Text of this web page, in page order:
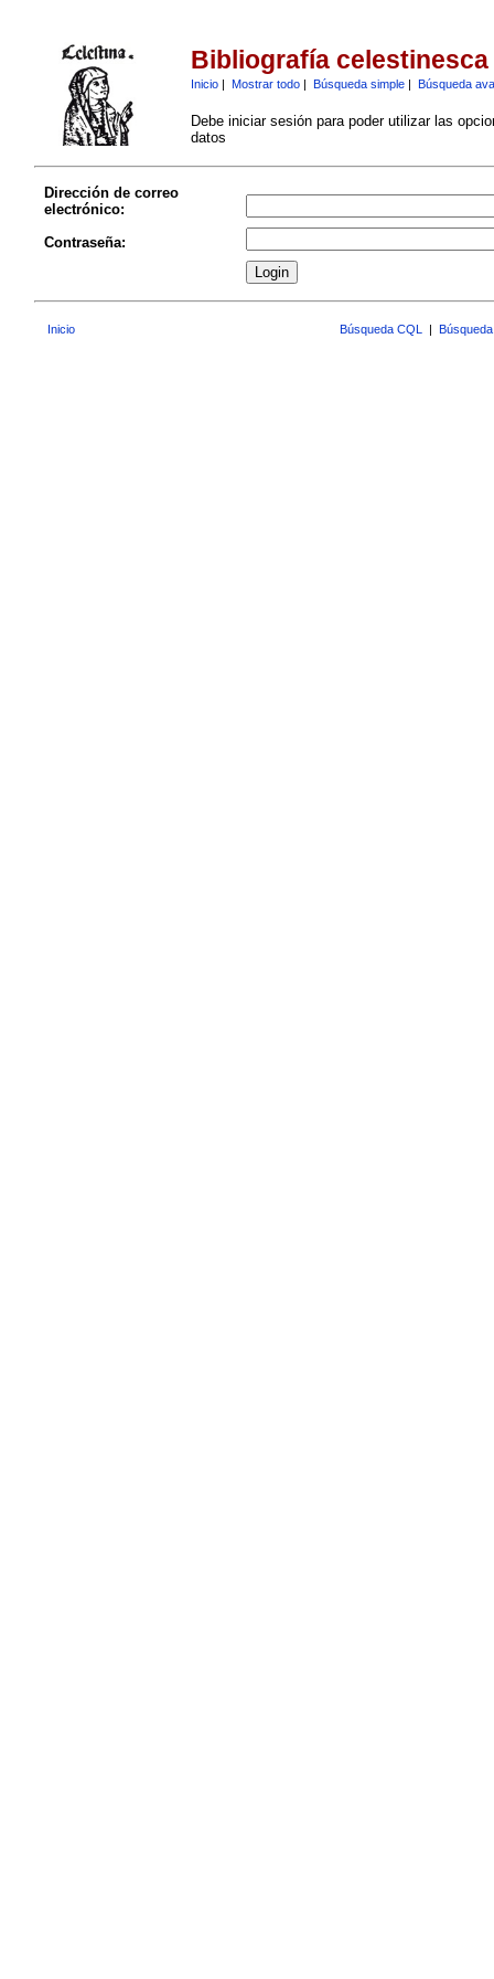
Bibliografía celestinesca
Inicio| Mostrar todo| Búsqueda simple| Búsqueda
Debe iniciar sesión para poder utilizar las
datos
Dirección de correo
electrónico:
Contraseña:
Inicio Búsqueda CQL |